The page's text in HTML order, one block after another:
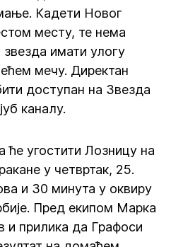
Кадети Новог
месту, те нема
имати улогу
мечу. Директан
доступан на Звезда
каналу.
ће угостити Лозницу на
у четвртак, 25.
и 30 минута у оквиру
Пред екипом Марка
и прилика да Графоси